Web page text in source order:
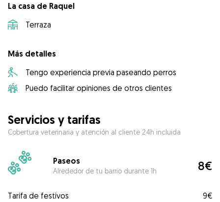
La casa de Raquel
Terraza
Más detalles
Tengo experiencia previa paseando perros
Puedo facilitar opiniones de otros clientes
Servicios y tarifas
Cobertura veterinaria y atención al cliente 24h incluida
Paseos
Alrededor de tu barrio durante 1h 8€
Tarifa de festivos
9€